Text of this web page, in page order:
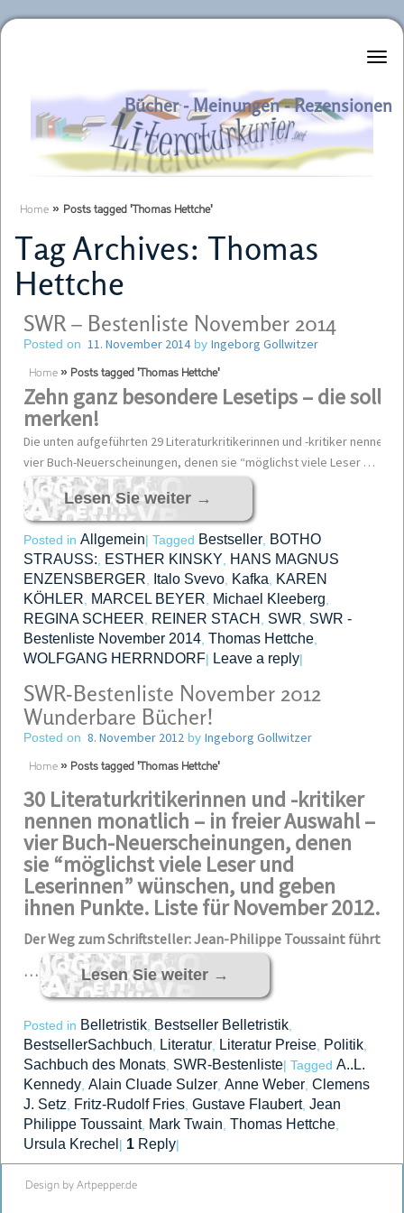
Literaturkurier.net
Bücher - Meinungen - Rezensionen
Home » Posts tagged 'Thomas Hettche'
Tag Archives: Thomas
Hettche
SWR – Bestenliste November 2014
Posted on 11. November 2014by Ingeborg Gollwitzer
Home » Posts tagged 'Thomas Hettche'
Zehn ganz besondere Lesetips –die
merken!
Die unten aufgeführten 29 Literaturkritikerinnen und -kritiker nennen
vier Buch-Neuerscheinungen, denen sie “möglichst viele Leser …
Lesen Sie weiter →
Posted in Allgemein| Tagged Bestseller BOTHO
STRAUSS:
ESTHER KINSKY
HANS MAGNUS
ENZENSBERGER
Italo Svevo Kafka
KAREN
KÖHLER
MARCEL BEYER Michael Kleeberg
REGINA SCHEER REINER STACH SWR SWR -
Bestenliste November 2014 Thomas Hettche
WOLFGANG HERRNDORF| Leave a reply|
SWR-Bestenliste November 2012
Wunderbare Bücher!
Posted on 8. November 2012 by Ingeborg Gollwitzer
Home » Posts tagged 'Thomas Hettche'
30 Literaturkritikerinnen und -kritiker
nennen monatlich – in freier Auswahl –
vier Buch-Neuerscheinungen, denen
sie “möglichst viele Leser und
Leserinnen” wünschen, und geben
ihnen Punkte. Liste für November 2012.
Der Weg zum Schriftsteller: Jean-Philippe Toussaint führt
…
Lesen Sie weiter →
Posted in Belletristik Bestseller Belletristik
BestsellerSachbuch Literatur Literatur Preise Politik
Sachbuch des Monats SWR-Bestenliste| Tagged A..L.
Kennedy Alain Cluade Sulzer Anne Weber Clemens
J. Setz
Fritz-Rudolf Fries Gustave Flaubert, Jean
Philippe Toussaint, Mark Twain Thomas Hettche
Ursula Krechel | 1 Reply|
Design by Artpepper.de